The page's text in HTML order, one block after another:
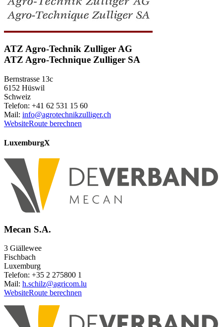
ATZ Agro-Technik Zulliger AG
ATZ Agro-Technique Zulliger SA
Bernstrasse 13c
6152 Hüswil
Schweiz
Telefon: +41 62 531 15 60
Mail: info@agrotechnikzulliger.ch
WebsiteRoute berechnen
LuxemburgX
Mecan S.A.
3 Giällewee
Fischbach
Luxemburg
Telefon: +35 2 275800 1
Mail: h.schilz@agricom.lu
WebsiteRoute berechnen